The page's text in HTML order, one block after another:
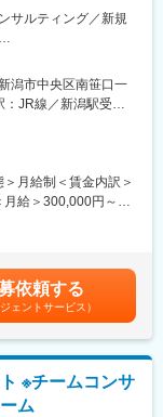
に慣れていただきま
れていただきます→
。※希望により経営計
クライフバランスに
併用可能
サルティング／新規
ィングファームであ
ます。
。（採用のコンサル
に対して制度を変え
て相談しながら進め
うまく使いこなせて
潟市中央区南笹口一
定める事業所
月給制＜賃金内訳＞
給＞300,000円～
自制度あり賃金はあ
下する可能性があり
。
依頼する
ジェントサービス）
※チームコンサ
ム